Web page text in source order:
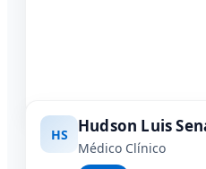
HS Hudson Luis
Médico Clínico